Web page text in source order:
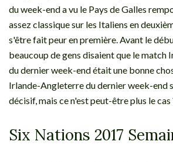
du week-end a vu le Pays de Galles
assez classique sur les Italiens en
s'être fait peur en première. Avant le
beaucoup de gens disaient que le
du dernier week-end était une bonne
Irlande-Angleterre du dernier week-end
décisif, mais ce n'est peut-être plus le cas
Six Nations 2017